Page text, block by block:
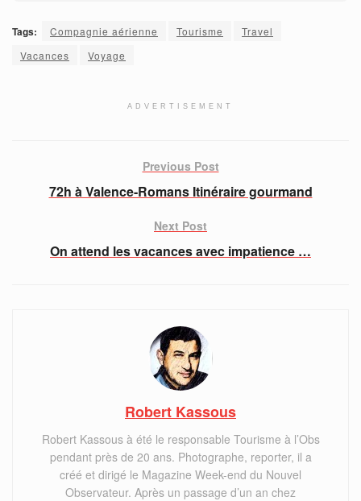
Tags: Compagnie aérienne Tourisme
Travel
Vacances
Voyage
ADVERTISEMENT
Previous Post
72h à Valence-Romans Itinéraire gourmand
Next Post
On attend les vacances avec impatience …
Robert Kassous
Robert Kassous à été le responsable Tourisme à l’Obs
pendant près de 20 ans. Photographe, reporter, il a
créé et dirigé le Magazine Week-end du Nouvel
Observateur. Après un passage d’un an chez